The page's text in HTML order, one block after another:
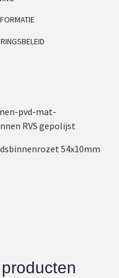
pvd-mat-
RVS gepolijst
54x10mm